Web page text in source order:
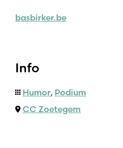
basbirker.be
Info
Humor, Podium
CC Zoetegem